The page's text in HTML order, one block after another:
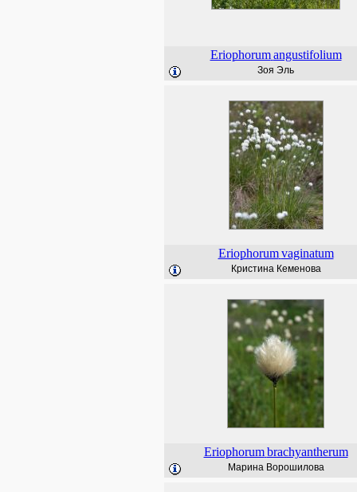
Eriophorum angustifolium
Зоя Эль
Eriophorum vaginatum
Кристина Кеменова
Eriophorum brachyantherum
Марина Ворошилова